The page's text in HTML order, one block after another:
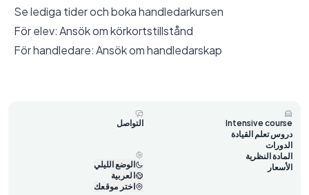
Se lediga tider och boka handledarkursen
För elev:Ansök om körkortstillstånd
För handledare:Ansök om handledarskap
Intensive course
دروس تعلم القيادة
الدورات
المادة النظرية
الأسعار
التواصل
الوضع الليلي
العربية
اختر موقعك